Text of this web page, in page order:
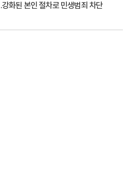
화된 본인 절차로 민생범죄 차단